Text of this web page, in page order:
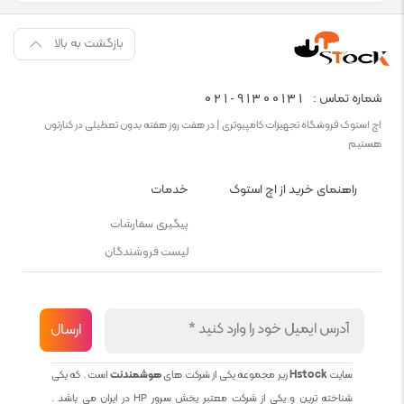
بازگشت به بالا
شماره تماس : 021-91300131
اچ استوک فروشگاه تجهیزات کامپیوتری | در هفت روز هفته بدون تعطیلی در کنارتون
هستیم
راهنمای خرید از اچ استوک خدمات
پیگیری سفارشات
لیست فروشندگان
سایتHstockزیر مجموعه یکی از شرکت هایهوشمندنتاست . که یکی
شناخته ترین و یکی از شرکت معتبر پخش سرور HP در ایران می باشد .